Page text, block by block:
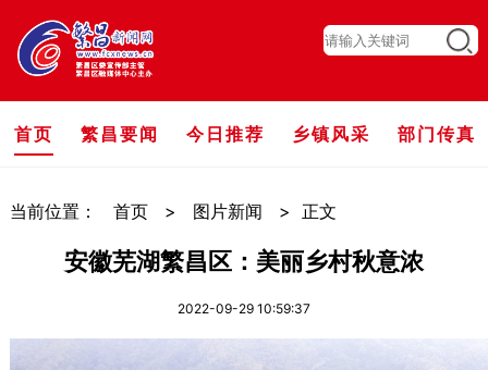
首页 繁昌要闻 今日推荐 乡镇风采 部门传真
当前位置： 首页 > 图片新闻 > 正文
安徽芜湖繁昌区：美丽乡村秋意浓
2022-09-29 10:59:37